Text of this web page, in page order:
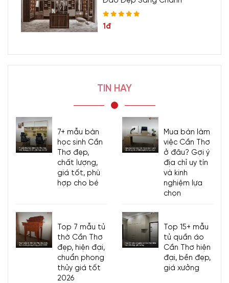
1đ
TIN HAY
7+ mẫu bàn
học sinh Cần
Thơ đẹp,
chất lượng,
giá tốt, phù
hợp cho bé
Mua bàn làm
việc Cần Thơ
ở đâu? Gợi ý
địa chỉ uy tín
và kinh
nghiệm lựa
chọn
Top 7 mẫu tủ
thờ Cần Thơ
đẹp, hiện đại,
chuẩn phong
thủy giá tốt
2026
Top 15+ mẫu
tủ quần áo
Cần Thơ hiện
đại, bền đẹp,
giá xưởng